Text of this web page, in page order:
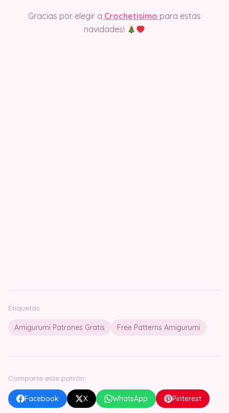
Gracias por elegir a Crochetisimo para estas
navidades!
Etiquetas
Amigurumi Patrones Gratis Free Patterns Amigurumi
Comparte este patrón
Facebook X WhatsApp Pinterest